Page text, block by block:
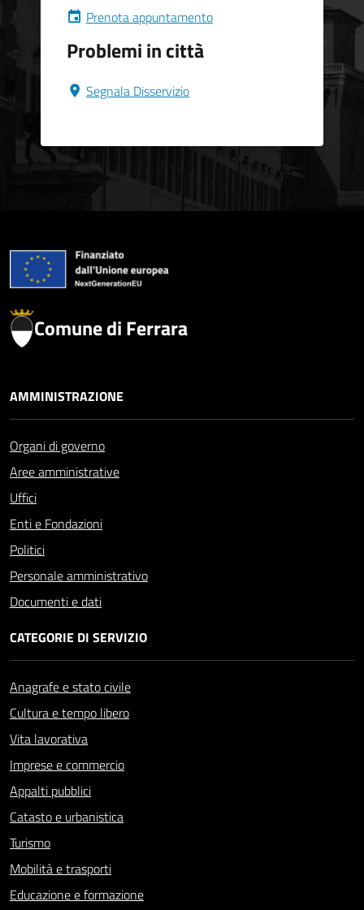
Prenota appuntamento
Problemi in città
Segnala Disservizio
Comune di Ferrara
AMMINISTRAZIONE
Organi di governo
Aree amministrative
Uffici
Enti e Fondazioni
Politici
Personale amministrativo
Documenti e dati
CATEGORIE DI SERVIZIO
Anagrafe e stato civile
Cultura e tempo libero
Vita lavorativa
Imprese e commercio
Appalti pubblici
Catasto e urbanistica
Turismo
Mobilità e trasporti
Educazione e formazione